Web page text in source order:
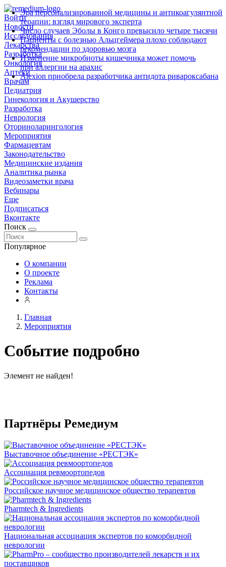
Войти
Новости
Исследования
Лекарства
Разработка
Онкология
Аптеки
Врачам
Педиатрия
Гинекология и Акушерство
Разработка
Неврология
Оториноларингология
Мероприятия
Фармацевтам
Законодательство
Медицинские издания
Аналитика рынка
Видеозаметки врача
Вебинары
Еще
Подписаться
Вконтакте
Поиск
Популярное
Эра персонализированной медицины и антикоагулянтной
терапии: взгляд мирового эксперта
Число случаев Эболы в Конго превысило четыре тысячи
Пациенты с болезнью Альцгеймера плохо соблюдают
рекомендации по здоровью мозга
Изменение микробиоты кишечника может помочь
при аллергии на арахис
Alexion приобрела разработчика антидота ривароксабана
О компании
О проекте
Реклама
Контакты
Главная
Мероприятия
Событие подробно
Элемент не найден!
Партнёры Ремедиум
Выставочное объединение «РЕСТЭК»
Ассоциация ревмоортопедов
Российское научное медицинское общество терапевтов
Pharmtech & Ingredients
Национальная ассоциация экспертов по коморбидной
неврологии